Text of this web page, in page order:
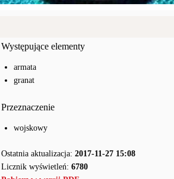
Występujące elementy
armata
granat
Przeznaczenie
wojskowy
Ostatnia aktualizacja: 2017-11-27 15:08
Licznik wyświetleń: 6780